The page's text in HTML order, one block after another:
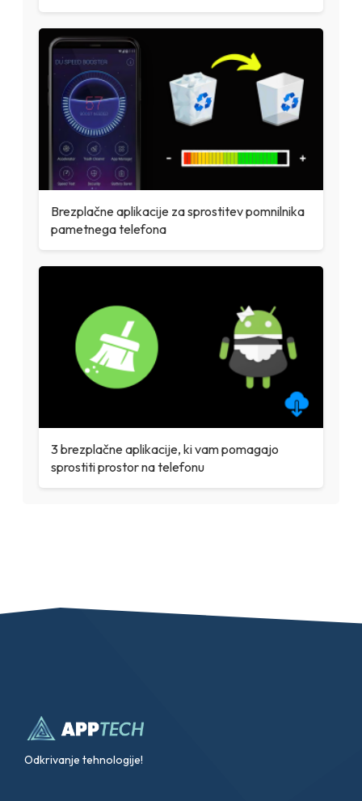
Brezplačne aplikacije za sprostitev pomnilnika
pametnega telefona
3 brezplačne aplikacije, ki vam pomagajo
sprostiti prostor na telefonu
Odkrivanje tehnologije!